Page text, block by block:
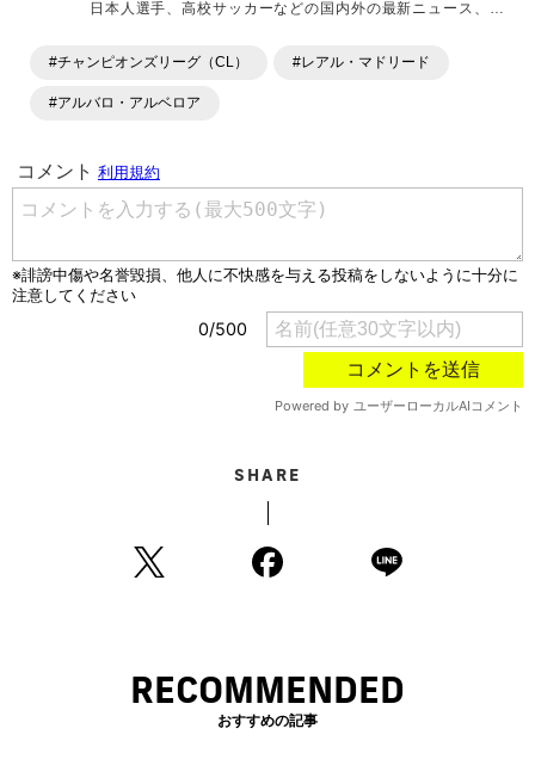
日本人選手、高校サッカーなどの国内外の最新ニュース、コ
ます。「X」「Instagram」「YouTube」「TikTok」など、
#チャンピオンズリーグ（CL） #レアル・マドリード
#アルバロ・アルベロア
SHARE
RECOMMENDED
おすすめの記事